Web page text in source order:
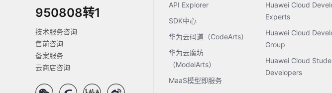
950808转1
技术服务咨询
售前咨询
备案服务
云商店咨询
API Explorer
SDK中心
华为云码道（CodeArts）
华为云魔坊
（ModelArts）
MaaS模型即服务
Huawei Cloud
Experts
Huawei Cloud
Group
Huawei Cloud
Developers